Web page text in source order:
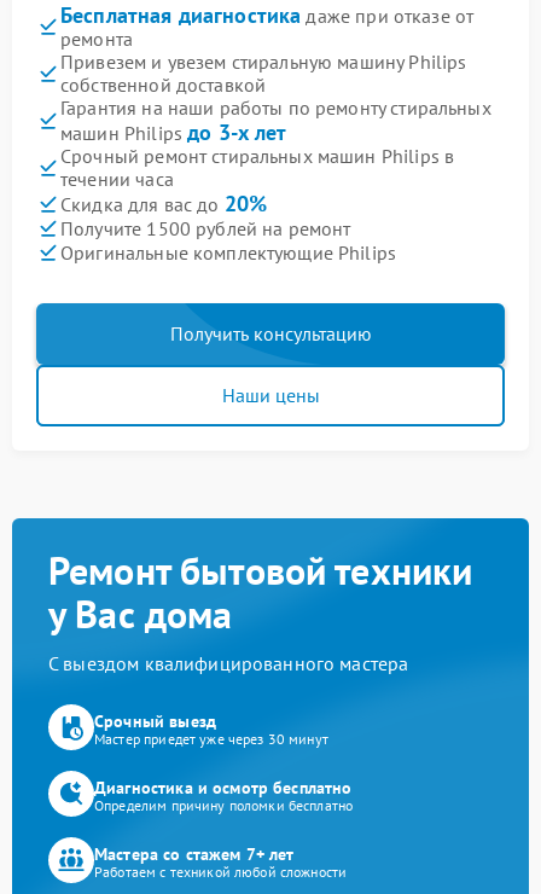
Бесплатная диагностика даже при отказе от
ремонта
Привезем и увезем стиральную машину Philips
собственной доставкой
Гарантия на наши работы по ремонту стиральных
машин Philipsдо 3-х лет
Срочный ремонт стиральных машин Philips в
течении часа
Скидка для вас до 20%
Получите 1500 рублей на ремонт
Оригинальные комплектующие Philips
Получить консультацию
Наши цены
Ремонт бытовой техники
у Вас дома
С выездом квалифицированного мастера
Срочный выезд
Мастер приедет уже через 30 минут
Диагностика и осмотр бесплатно
Определим причину поломки бесплатно
Мастера со стажем 7+ лет
Работаем с техникой любой сложности